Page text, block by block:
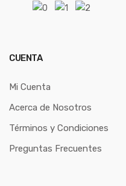
CUENTA
Mi Cuenta
Acerca de Nosotros
Términos y Condiciones
Preguntas Frecuentes